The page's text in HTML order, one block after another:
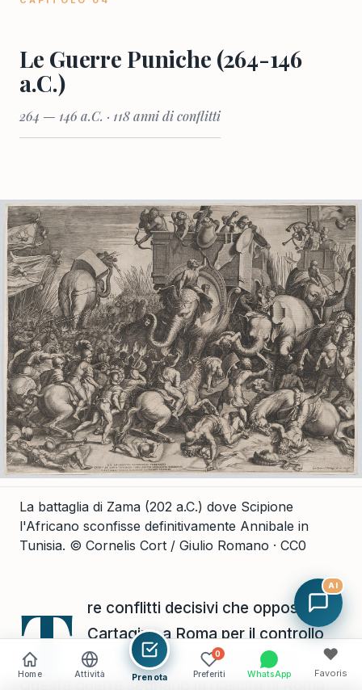
Le Guerre Puniche (264-146
a.C.)
264 — 146 a.C. · 118 anni di conflitti
La battaglia di Zama (202 a.C.) dove Scipione
l'Africano sconfisse definitivamente Annibale in
Tunisia. © Cornelis Cort / Giulio Romano · CC0
T
re conflitti decisivi che opposero
Cartagine a Roma per il controllo
del Mediterraneo occidentale.
Queste guerre segnano la nascita di Roma
Home Attività Prenota
0
Preferiti WhatsApp
♥
Favoris
AI